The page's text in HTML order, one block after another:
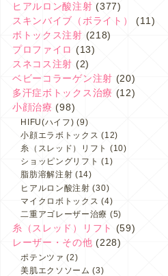
ヒアルロン酸注射 (377)
スキンバイブ（ボライト）
(11)
ボトックス注射 (218)
プロファイロ (13)
スネコス注射 (2)
ベビーコラーゲン注射 (20)
多汗症ボトックス治療 (12)
小顔治療 (98)
HIFU(ハイフ) (9)
小顔エラボトックス (12)
糸（スレッド）リフト (10)
ショッピングリフト (1)
脂肪溶解注射 (14)
ヒアルロン酸注射 (30)
マイクロボトックス (4)
二重アゴレーザー治療 (5)
糸（スレッド）リフト
(59)
レーザー・その他 (228)
ポテンツァ (2)
美肌エクソソーム (3)